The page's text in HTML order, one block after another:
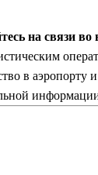
на связи
в аэропорту